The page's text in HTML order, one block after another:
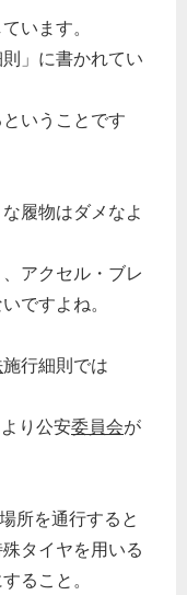
います。
」に書かれてい
いうことです
履物はダメなよ
アクセル・ブレ
ですよね。
施行細則では
り公安委員会が
所を通行すると
タイヤを用いる
ること。